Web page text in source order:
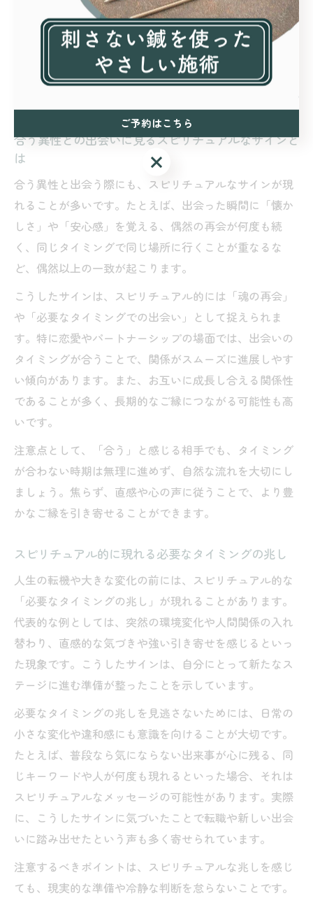
じて行動することが大切です。「なぜか安心する」「一
緒にいると時間が早く感じる」といった感覚は、スピリ
チュアルなご縁のサイン。無理に距離を詰めるのではな
く、自然な流れの中で関係を深めることが、より良いご
合う異性との出会いに見るスピリチュアルなサインと
は
合う異性と出会う際にも、スピリチュアルなサインが現
れることが多いです。たとえば、出会った瞬間に「懐か
しさ」や「安心感」を覚える、偶然の再会が何度も続
く、同じタイミングで同じ場所に行くことが重なるな
ど、偶然以上の一致が起こります。
こうしたサインは、スピリチュアル的には「魂の再会」
や「必要なタイミングでの出会い」として捉えられま
す。特に恋愛やパートナーシップの場面では、出会いの
タイミングが合うことで、関係がスムーズに進展しやす
い傾向があります。また、お互いに成長し合える関係性
であることが多く、長期的なご縁につながる可能性も高
いです。
注意点として、「合う」と感じる相手でも、タイミング
が合わない時期は無理に進めず、自然な流れを大切にし
ましょう。焦らず、直感や心の声に従うことで、より豊
かなご縁を引き寄せることができます。
スピリチュアル的に現れる必要なタイミングの兆し
人生の転機や大きな変化の前には、スピリチュアル的な
「必要なタイミングの兆し」が現れることがあります。
代表的な例としては、突然の環境変化や人間関係の入れ
替わり、直感的な気づきや強い引き寄せを感じるといっ
た現象です。こうしたサインは、自分にとって新たなス
テージに進む準備が整ったことを示しています。
必要なタイミングの兆しを見逃さないためには、日常の
小さな変化や違和感にも意識を向けることが大切です。
たとえば、普段なら気にならない出来事が心に残る、同
じキーワードや人が何度も現れるといった場合、それは
スピリチュアルなメッセージの可能性があります。実際
に、こうしたサインに気づいたことで転職や新しい出会
いに踏み出せたという声も多く寄せられています。
注意するべきポイントは、スピリチュアルな兆しを感じ
ても、現実的な準備や冷静な判断を怠らないことです。
ご予約はこちら
ご予約はこちら